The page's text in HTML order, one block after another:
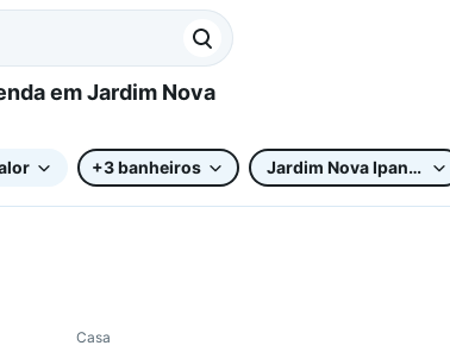
+3 banheiros Jardim Nova Ipanema
Casa